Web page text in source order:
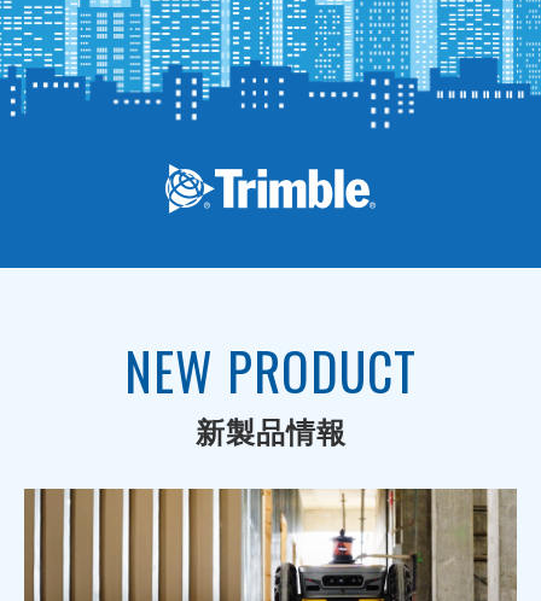
NEW PRODUCT
新製品情報